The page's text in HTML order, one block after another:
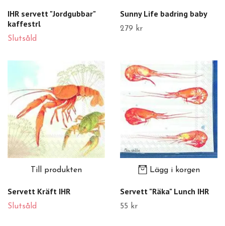
IHR servett "Jordgubbar"
kaffestrl
Slutsåld
Sunny Life badring baby
279 kr
Till produkten
Servett Kräft IHR
Slutsåld
Lägg i korgen
Servett "Räka" Lunch IHR
55 kr